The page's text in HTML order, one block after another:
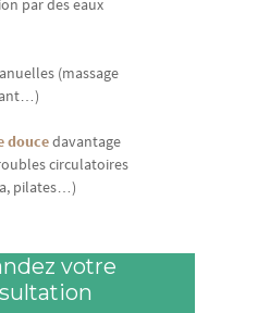
par des eaux
(massage
doucedavantage
circulatoires
pilates…)
votre